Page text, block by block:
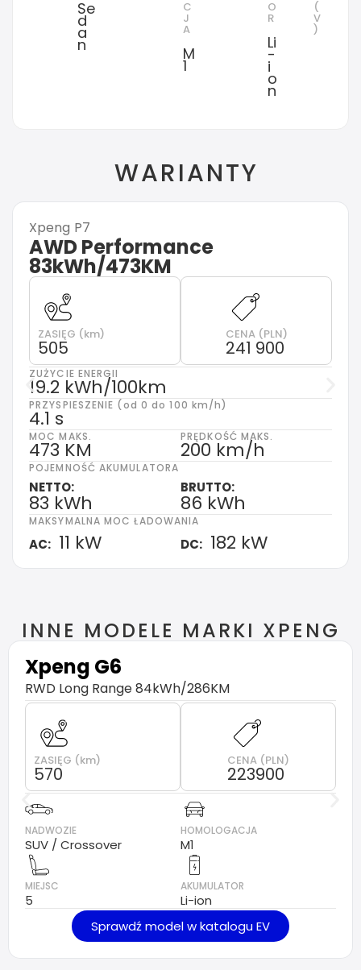
Se
d
a
n
C
J
A
M
1
O
R
Li
-
i
o
n
(
V
)
WARIANTY
Xpeng P7
AWD Performance
83kWh/473KM
ZASIĘG (km)
505
CENA (PLN)
241 900
ZUŻYCIE ENERGII
19.2 kWh/100km
PRZYSPIESZENIE (od 0 do 100 km/h)
4.1 s
MOC MAKS.
473 KM
PRĘDKOŚĆ MAKS.
200 km/h
POJEMNOŚĆ AKUMULATORA
NETTO:
83 kWh
BRUTTO:
86 kWh
MAKSYMALNA MOC ŁADOWANIA
AC: 11 kW DC: 182 kW
INNE MODELE MARKI XPENG
Xpeng G6
RWD Long Range 84kWh/286KM
ZASIĘG (km)
570
CENA (PLN)
223900
NADWOZIE
SUV / Crossover
HOMOLOGACJA
M1
MIEJSC
5
AKUMULATOR
Li-ion
Sprawdź model w katalogu EV